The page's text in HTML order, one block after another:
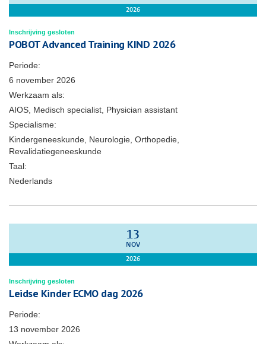
2026
Inschrijving gesloten
POBOT Advanced Training KIND 2026
Periode:
6 november 2026
Werkzaam als:
AIOS, Medisch specialist, Physician assistant
Specialisme:
Kindergeneeskunde, Neurologie, Orthopedie,
Revalidatiegeneeskunde
Taal:
Nederlands
13
NOV
2026
Inschrijving gesloten
Leidse Kinder ECMO dag 2026
Periode:
13 november 2026